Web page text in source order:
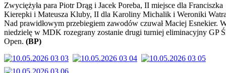
Zwyciężyła para Piotr Drąg i Jacek Poreba, II miejsce dla Franciszka
Kierepki i Mateusza Kluby, II dla Karoliny Michalik i Weroniki
Nad prawidłowym przebiegiem zawodów czuwał Maciej Esnekier.
niedzielę w MDK rozegrany zostanie drugi turniej eliminacyjny GP
Open. (BP)